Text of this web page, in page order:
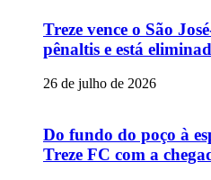
Treze vence o São
pênaltis e está
26 de julho de 2026
Do fundo do poço à
Treze FC com a